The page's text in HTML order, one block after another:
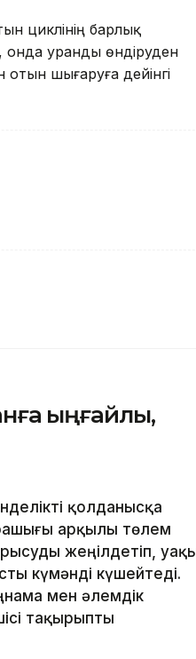
циклінің барлық
онда уранды өндіруден
шығаруға дейінгі
ыңғайлы,
қолданысқа
арқылы төлем
жеңілдетіп,
күмәнді күшейтеді.
мен әлемдік
тақырыпты